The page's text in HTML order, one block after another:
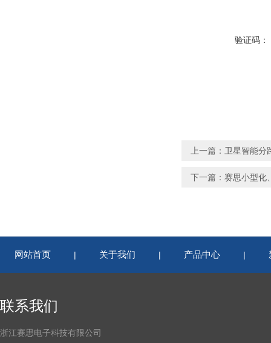
验证码：
上一篇： 卫星智能分
下一篇： 赛思小型化
网站首页 | 关于我们 | 产品中心 |
联系我们
浙江赛思电子科技有限公司